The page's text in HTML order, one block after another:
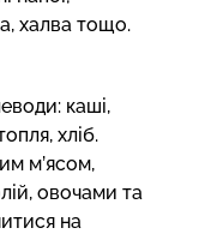
халва тощо.
каші,
хліб.
м’ясом,
овочами та
на